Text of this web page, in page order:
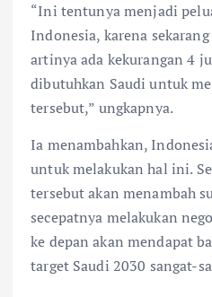
“Ini tentunya menjadi
Indonesia, karena
artinya ada kekurangan 4
dibutuhkan Saudi untuk
tersebut,” ungkapnya.
Ia menambahkan,
untuk melakukan hal ini.
tersebut akan menambah
secepatnya melakukan
ke depan akan mendapat
target Saudi 2030 sangat-